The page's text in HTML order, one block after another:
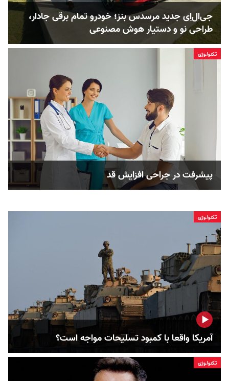
جی‌ال‌اِی جدید مرسدس بنز؛ خودرو تمام برقی جادار،
طراحی نو و دستیار هوش مصنوعی
تکنولوژی
پیشرفت در جراحی افزایش قد
تکنولوژی
آمریکا واقعا با کمبود تسلیحات مواجه است؟
تکنولوژی